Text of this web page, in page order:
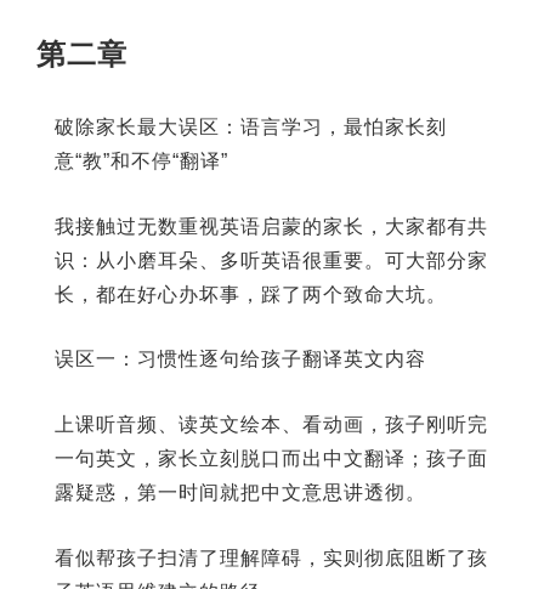
第二章
破除家长最大误区：语言学习，最怕家长刻
意“教”和不停“翻译”
我接触过无数重视英语启蒙的家长，大家都有共
识：从小磨耳朵、多听英语很重要。可大部分家
长，都在好心办坏事，踩了两个致命大坑。
误区一：习惯性逐句给孩子翻译英文内容
上课听音频、读英文绘本、看动画，孩子刚听完
一句英文，家长立刻脱口而出中文翻译；孩子面
露疑惑，第一时间就把中文意思讲透彻。
看似帮孩子扫清了理解障碍，实则彻底阻断了孩